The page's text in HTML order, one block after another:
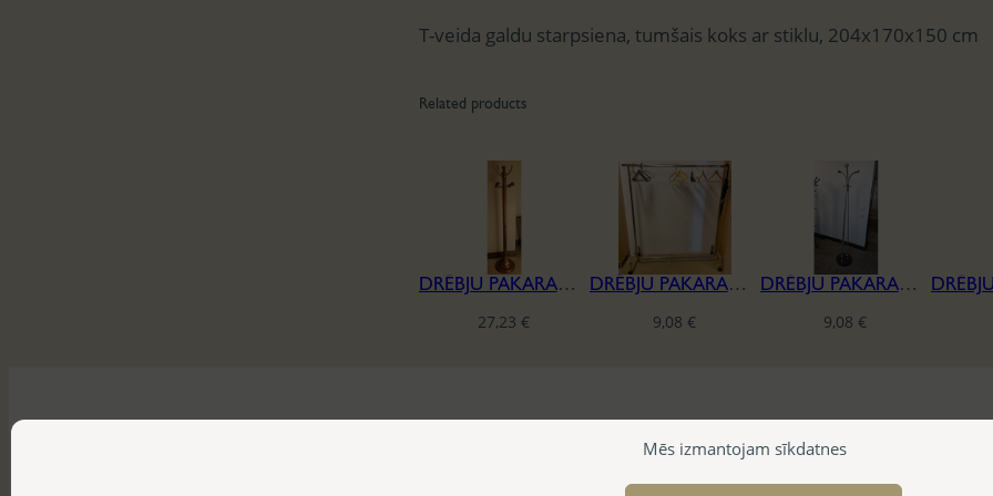
Mēs izmantojam sīkdatnes
T-veida galdu starpsiena, tumšais koks ar stiklu, 204x170x150 cm
Related products
DRĒBJU PAKARAMAIS
27,23€
DRĒBJU PAKARAMAIS
9,08€
DRĒBJU PAKARAMAIS
9,08€